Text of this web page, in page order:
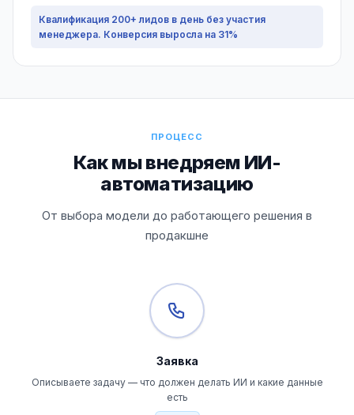
Квалификация 200+ лидов в день без участия
менеджера. Конверсия выросла на 31%
ПРОЦЕСС
Как мы внедряем ИИ-
автоматизацию
От выбора модели до работающего решения в
продакшне
Заявка
Описываете задачу — что должен делать ИИ и какие данные
есть